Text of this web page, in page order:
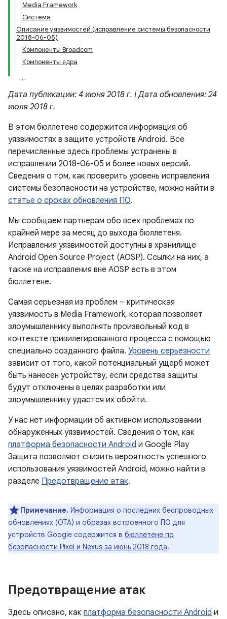
Media Framework
Система
Описание уязвимостей (исправление системы безопасности
2018-06-05)
Компоненты Broadcom
Компоненты ядра
Дата публикации: 4 июня 2018 г. | Дата обновления: 24
июля 2018 г.
В этом бюллетене содержится информация об
уязвимостях в защите устройств Android. Все
перечисленные здесь проблемы устранены в
исправлении 2018-06-05 и более новых версий.
Сведения о том, как проверить уровень исправления
системы безопасности на устройстве, можно найти в
статье о сроках обновления ПО.
Мы сообщаем партнерам обо всех проблемах по
крайней мере за месяц до выхода бюллетеня.
Исправления уязвимостей доступны в хранилище
Android Open Source Project (AOSP). Ссылки на них, а
также на исправления вне AOSP есть в этом
бюллетене.
Самая серьезная из проблем – критическая
уязвимость в Media Framework, которая позволяет
злоумышленнику выполнять произвольный код в
контексте привилегированного процесса с помощью
специально созданного файла. Уровень серьезности
зависит от того, какой потенциальный ущерб может
быть нанесен устройству, если средства защиты
будут отключены в целях разработки или
злоумышленнику удастся их обойти.
У нас нет информации об активном использовании
обнаруженных уязвимостей. Сведения о том, как
платформа безопасности Android и Google Play
Защита позволяют снизить вероятность успешного
использования уязвимостей Android, можно найти в
разделе Предотвращение атак.
Примечание. Информация о последних беспроводных
обновлениях (OTA) и образах встроенного ПО для
устройств Google содержится в бюллетене по
безопасности Pixel и Nexus за июнь 2018 года.
Предотвращение атак
Здесь описано, как платформа безопасности Android и